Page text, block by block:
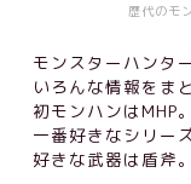
歴代のモ
モンスターハンタ
いろんな情報をま
初モンハンはMHP。
一番好きなシリー
好きな武器は盾斧。